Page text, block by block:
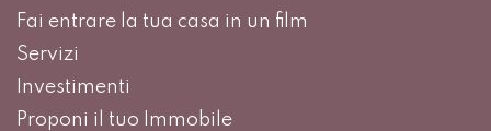
Fai entrare la tua casa in un film
Servizi
Investimenti
Proponi il tuo Immobile